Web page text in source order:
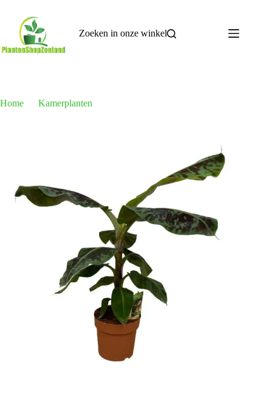
inhoud
Zoeken in onze winkel
Home Kamerplanten